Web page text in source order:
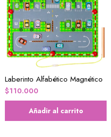
Laberinto Alfabético Magnético
$110.000
Añadir al carrito